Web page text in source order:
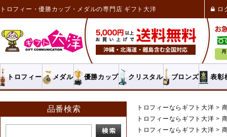
トロフィー・優勝カップ・メダルの専門店 ギフト大洋 ロ
トロフィー メダル 優勝カップ クリスタル ブロンズ 表彰
トロフィーならギフト大洋
トロフィーならギフト大洋
トロフィーならギフト大洋
品番検索